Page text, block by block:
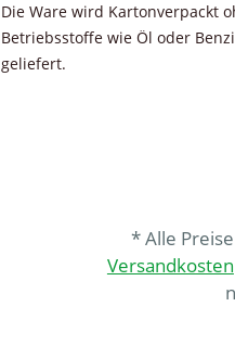
Die Ware wird Kartonverpackt
Betriebsstoffe wie Öl oder
geliefert.
* Alle
Versandkosten